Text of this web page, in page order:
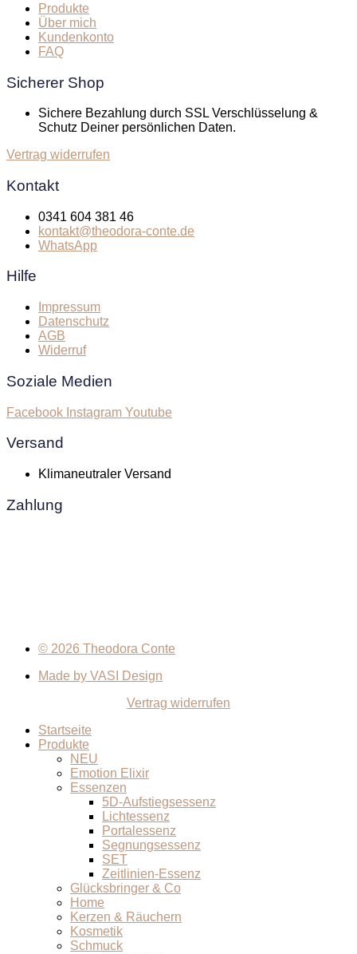
Produkte
Über mich
Kundenkonto
FAQ
Sicherer Shop
Sichere Bezahlung durch SSL Verschlüsselung &
Schutz Deiner persönlichen Daten.
Vertrag widerrufen
Kontakt
0341 604 381 46
kontakt@theodora-conte.de
WhatsApp
Hilfe
Impressum
Datenschutz
AGB
Widerruf
Soziale Medien
Facebook Instagram Youtube
Versand
Klimaneutraler Versand
Zahlung
© 2026 Theodora Conte
Made by VASI Design
Vertrag widerrufen
Startseite
Produkte
NEU
Emotion Elixir
Essenzen
5D-Aufstiegsessenz
Lichtessenz
Portalessenz
Segnungsessenz
SET
Zeitlinien-Essenz
Glücksbringer & Co
Home
Kerzen & Räuchern
Kosmetik
Schmuck